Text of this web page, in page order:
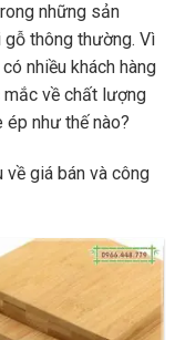
những sản
thông thường. Vì
nhiều khách hàng
về chất lượng
như thế nào?
về giá bán và công